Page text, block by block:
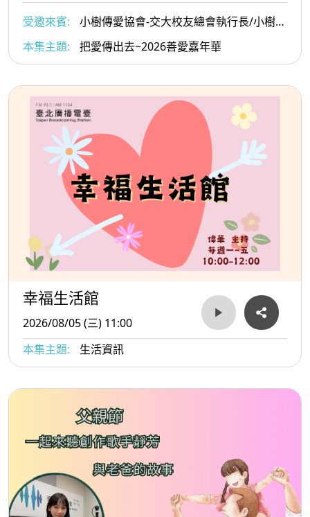
受邀來賓:
小樹傳愛協會-交大校友總會執行長/小樹傳
愛協會副理事長/陳俊秀與小樹傳愛協會發起人戴惠貞
Dammy老師
本集主題: 把愛傳出去~2026善愛嘉年華
幸福生活館
2026/08/05 (三) 11:00
本集主題:
生活資訊